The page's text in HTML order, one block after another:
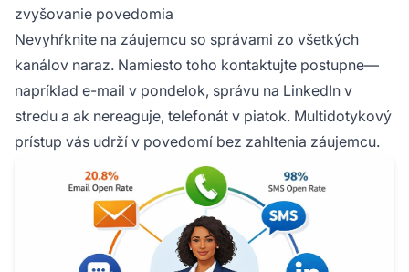
zvyšovanie povedomia
Nevyhŕknite na záujemcu so správami zo všetkých
kanálov naraz. Namiesto toho kontaktujte postupne—
napríklad e-mail v pondelok, správu na LinkedIn v
stredu a ak nereaguje, telefonát v piatok. Multidotykový
prístup vás udrží v povedomí bez zahltenia záujemcu.